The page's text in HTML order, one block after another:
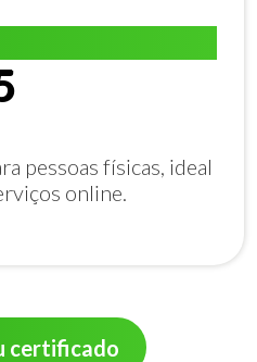
pessoas físicas, ideal
online.
certificado